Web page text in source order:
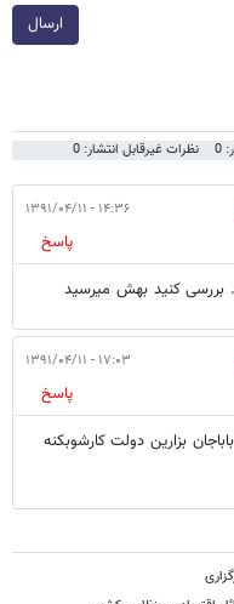
ارسال
نظرات غیرقابل انتشار: 0
۱۴:۳۶ - ۱۳۹۱/۰۴/۱۱
پاسخ
. بررسی کنید بهش میرسید
۱۷:۰۳ - ۱۳۹۱/۰۴/۱۱
پاسخ
بزارين دولت كارشوبكنه